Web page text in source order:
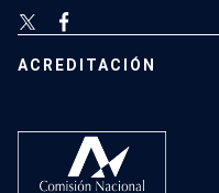
ACREDITACIÓN